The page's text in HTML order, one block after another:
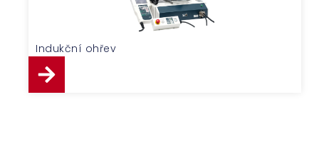
Indukční ohřev